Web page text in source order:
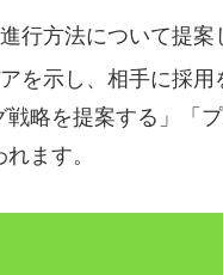
行方法について提案
を示し、相手に採用
略を提案する」「
ます。